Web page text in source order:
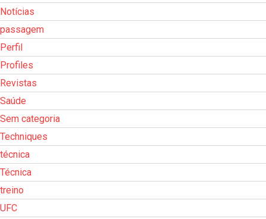
Notícias
passagem
Perfil
Profiles
Revistas
Saúde
Sem categoria
Techniques
técnica
Técnica
treino
UFC